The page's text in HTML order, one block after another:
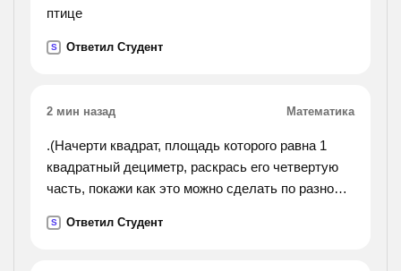
птице
S Ответил Студент
2 мин назад Математика
.(Начерти квадрат, площадь которого равна 1
квадратный дециметр, раскрась его четвертую
часть, покажи как это можно сделать по разному.
чему равна площадь нераскрашенной части?).
S Ответил Студент